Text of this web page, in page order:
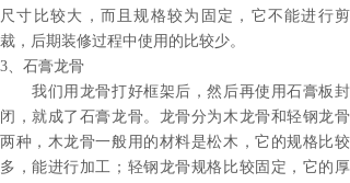
尺寸比较大，而且规格较为固定，它不能进行剪
裁，后期装修过程中使用的比较少。
3、石膏龙骨
我们用龙骨打好框架后，然后再使用石膏板封
闭，就成了石膏龙骨。龙骨分为木龙骨和轻钢龙骨
两种，木龙骨一般用的材料是松木，它的规格比较
多，能进行加工；轻钢龙骨规格比较固定，它的厚